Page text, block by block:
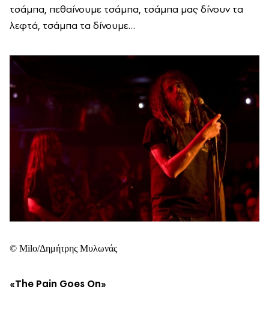
τσάμπα, πεθαίνουμε τσάμπα, τσάμπα μας δίνουν τα
λεφτά, τσάμπα τα δίνουμε…
© Milo/Δημήτρης Μυλωνάς
«The Pain Goes On»